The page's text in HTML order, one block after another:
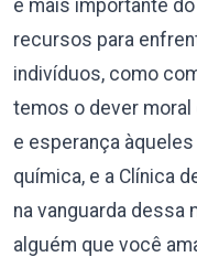
é mais importante
recursos para
indivíduos, como
temos o dever
e esperança
química, e a Clínica
na vanguarda dessa
alguém que você